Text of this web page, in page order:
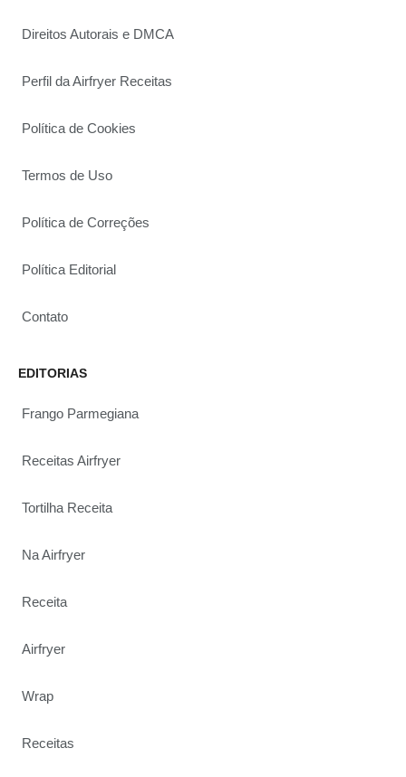
Direitos Autorais e DMCA
Perfil da Airfryer Receitas
Política de Cookies
Termos de Uso
Política de Correções
Política Editorial
Contato
EDITORIAS
Frango Parmegiana
Receitas Airfryer
Tortilha Receita
Na Airfryer
Receita
Airfryer
Wrap
Receitas